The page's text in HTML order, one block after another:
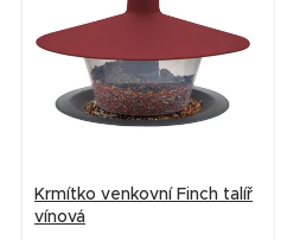
Krmítko venkovní Finch talíř
vínová